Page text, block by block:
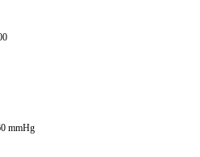
mmHg